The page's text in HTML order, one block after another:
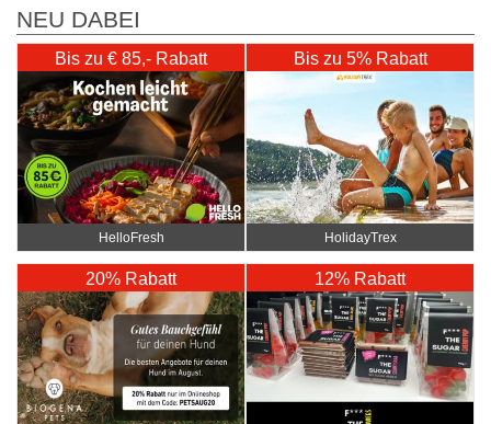
NEU DABEI
Bis zu € 85,- Rabatt
HelloFresh
Bis zu 5% Rabatt
HolidayTrex
20% Rabatt 12% Rabatt